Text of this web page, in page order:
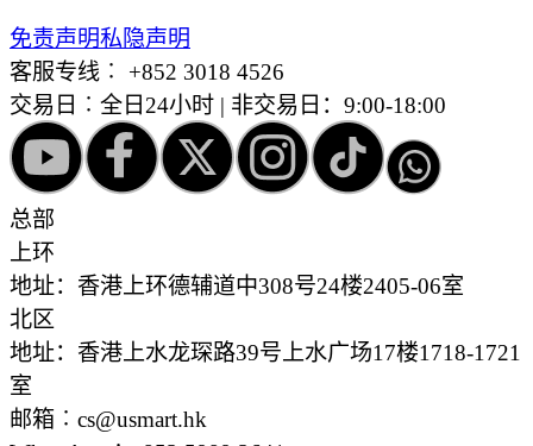
免责声明私隐声明
客服专线︰ +852 3018 4526
交易日︰全日24小时 | 非交易日：9:00-18:00
总部
上环
地址：香港上环德辅道中308号24楼2405-06室
北区
地址：香港上水龙琛路39号上水广场17楼1718-1721
室
邮箱︰cs@usmart.hk